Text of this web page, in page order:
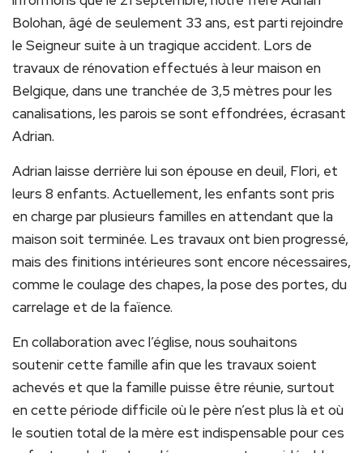
Bolohan, âgé de seulement 33 ans, est parti rejoindre
le Seigneur suite à un tragique accident. Lors de
travaux de rénovation effectués à leur maison en
Belgique, dans une tranchée de 3,5 mètres pour les
canalisations, les parois se sont effondrées, écrasant
Adrian.
Adrian laisse derrière lui son épouse en deuil, Flori, et
leurs 8 enfants. Actuellement, les enfants sont pris
en charge par plusieurs familles en attendant que la
maison soit terminée. Les travaux ont bien progressé,
mais des finitions intérieures sont encore nécessaires,
comme le coulage des chapes, la pose des portes, du
carrelage et de la faïence.
En collaboration avec l’église, nous souhaitons
soutenir cette famille afin que les travaux soient
achevés et que la famille puisse être réunie, surtout
en cette période difficile où le père n’est plus là et où
le soutien total de la mère est indispensable pour ces